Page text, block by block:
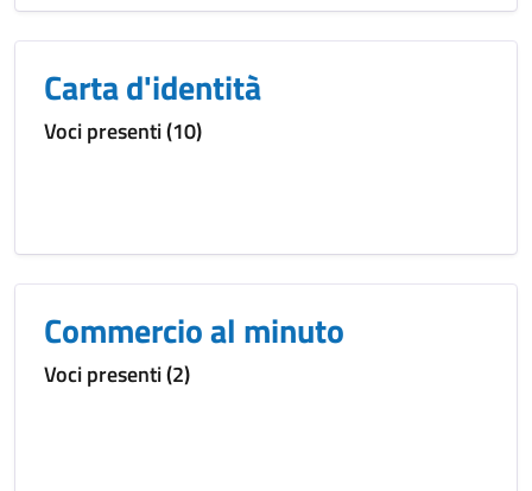
Carta d'identità
Voci presenti (10)
Commercio al minuto
Voci presenti (2)